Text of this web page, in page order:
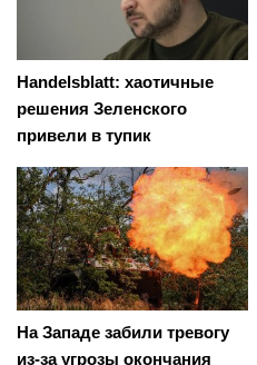
Handelsblatt: хаотичные
решения Зеленского
привели в тупик
На Западе забили тревогу
из-за угрозы окончания